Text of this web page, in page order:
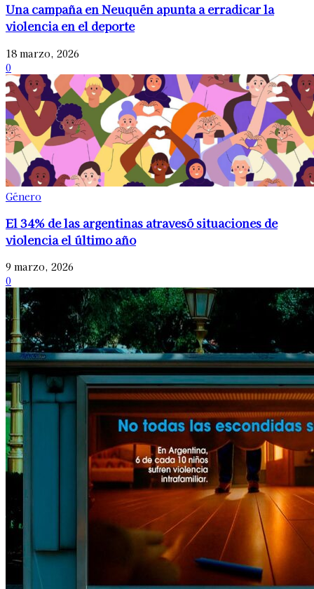
Una campaña en Neuquén apunta a erradicar la
violencia en el deporte
18 marzo, 2026
0
Género
El 34% de las argentinas atravesó situaciones de
violencia el último año
9 marzo, 2026
0